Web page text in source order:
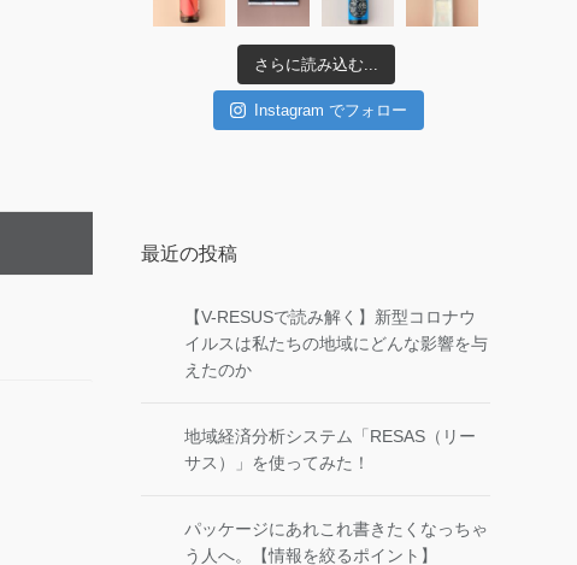
さらに読み込む...
Instagram でフォロー
最近の投稿
【V-RESUSで読み解く】新型コロナウ
イルスは私たちの地域にどんな影響を与
えたのか
地域経済分析システム「RESAS（リー
サス）」を使ってみた！
パッケージにあれこれ書きたくなっちゃ
う人へ。【情報を絞るポイント】